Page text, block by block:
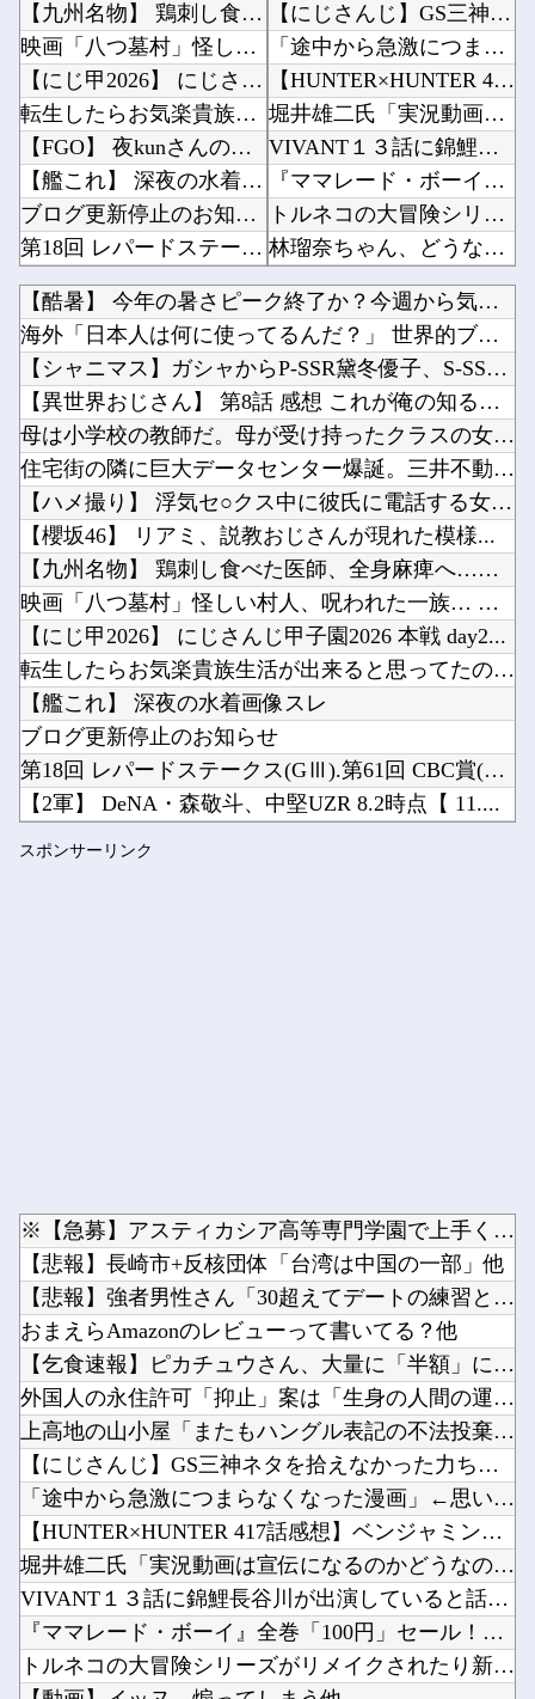
【九州名物】 鶏刺し食べた医師、全身麻痺へ…「死んだほうが良い」
映画「八つ墓村」怪しい村人、呪われた一族… 不穏な本予告公開 主題歌はB’zの松本孝弘率い...
【にじ甲2026】 にじさんじ甲子園2026 本戦 day2終了時点：打率ランキング
転生したらお気楽貴族生活が出来ると思ってたのに… 第19話
【FGO】 夜kunさんのモルガンイラスト！！ 蝶の羽好きです！
【艦これ】 深夜の水着画像スレ
ブログ更新停止のお知らせ
第18回 レパードステークス(GⅢ).第61回 CBC賞(GⅢ)
【2軍】 DeNA・森敬斗、中堅UZR 8.2時点【 11.6】14球団トップ
【海外の反応】 冨安健洋がクリスタル・パレス加入へ「アーセナルサポの好きなクラブで良かった...
【ROBOT魂】 88,000のミーティアが二次も即完売なの大人気すぎる…
Powered by livedoor 相互RSS
【にじさんじ】GS三神ネタを拾えなかった力ちゃん「読んでない俺が悪い……ムズイってぇ～！」...
「途中から急激につまらなくなった漫画」←思い浮かべた作品他
【HUNTER×HUNTER 417話感想】ベンジャミン王子、ずっと溜めていた宿便を出し切...
堀井雄二氏「実況動画は宣伝になるのかどうなのかはわからない部分もありますけど（笑）」他
VIVANT１３話に錦鯉長谷川が出演していると話題にｗｗｗ （※画像あり）他
『ママレード・ボーイ』全巻「100円」セール！全8巻「4,344円」→「800円」！りぼん...
トルネコの大冒険シリーズがリメイクされたり新作発売されない理由は？なぜ？他
林瑠奈ちゃん、どうなんだの人だったｗ【乃木坂46】他
初めてバイクでキャンプ行ったけどよく行く人すごすぎだろ他
【動画】イッヌ、煽ってしまう他
【朗報】ちいかわで一番好きなキャラが”くりまんじゅう先輩”なんやが…他
【ウマ娘】シチーキャッツを預けても大丈夫そうな寮部屋他
【画像】ワンピース最新話のルフィさん、あまりにも情けなさ過ぎて炎上ｗｗｗｗ他
神谷浩史さん、パンティ役を立派に演じてしまう・・・他
【動画】「世界唯一の被爆国は日本ではなく北朝鮮」デモが開催される他
仕事で使うパソコンってクソだよな他
Powered by livedoor 相互RSS
【酷暑】 今年の暑さピーク終了か？今週から気温も「30℃未満...
海外「日本人は何に使ってるんだ？」 世界的ブームの日本の食品...
【シャニマス】ガシャからP-SSR黛冬優子、S-SSR有栖川...
【異世界おじさん】 第8話 感想 これが俺の知る最強の生物だ...
母は小学校の教師だ。母が受け持ったクラスの女の子が中学でいじ...
住宅街の隣に巨大データセンター爆誕。三井不動産「排熱？低周波...
【ハメ撮り】 浮気セ○クス中に彼氏に電話する女子大生 ← こ...
【櫻坂46】 リアミ、説教おじさんが現れた模様...
【九州名物】 鶏刺し食べた医師、全身麻痺へ…「死んだほうが良...
映画「八つ墓村」怪しい村人、呪われた一族… 不穏な本予告公開...
【にじ甲2026】 にじさんじ甲子園2026 本戦 day2...
転生したらお気楽貴族生活が出来ると思ってたのに… 第19話
【艦これ】 深夜の水着画像スレ
ブログ更新停止のお知らせ
第18回 レパードステークス(GⅢ).第61回 CBC賞(G...
【2軍】 DeNA・森敬斗、中堅UZR 8.2時点【 11....
スポンサーリンク
※【急募】アスティカシア高等専門学園で上手くやってく方法他
【悲報】長崎市+反核団体「台湾は中国の一部」他
【悲報】強者男性さん「30超えてデートの練習とかしてる奴なん...
おまえらAmazonのレビューって書いてる？他
【乞食速報】ピカチュウさん、大量に「半額」になってしまうｗｗ...
外国人の永住許可「抑止」案は「生身の人間の運命をもてあそんで...
上高地の山小屋「またもハングル表記の不法投棄ゴミ多数……」→...
【にじさんじ】GS三神ネタを拾えなかった力ちゃん「読んでない...
「途中から急激につまらなくなった漫画」←思い浮かべた作品他
【HUNTER×HUNTER 417話感想】ベンジャミン王子...
堀井雄二氏「実況動画は宣伝になるのかどうなのかはわからない部...
VIVANT１３話に錦鯉長谷川が出演していると話題にｗｗｗ ...
『ママレード・ボーイ』全巻「100円」セール！全8巻「4,3...
トルネコの大冒険シリーズがリメイクされたり新作発売されない理...